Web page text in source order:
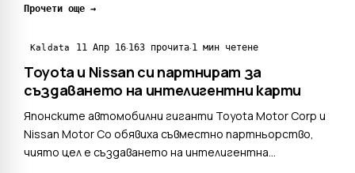
от тази на Google.Марката Apple се оценява на 154,1
2015 год...
Прочети още →
Kaldata 11 Апр 16·163 прочита·1 мин четене
Toyota и Nissan си партнират за
създаването на интелигентни карти
Японските автомобилни гиганти Toyota Motor Corp и
Nissan Motor Co обявиха съвместно партньорство,
чиято цел е създаването на интелигентна